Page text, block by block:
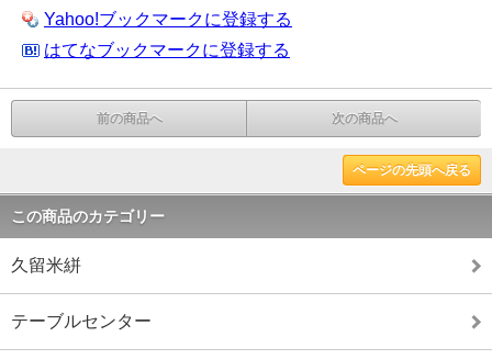
Yahoo!ブックマークに登録する
はてなブックマークに登録する
前の商品へ 次の商品へ
ページの先頭へ戻る
この商品のカテゴリー
久留米絣
テーブルセンター